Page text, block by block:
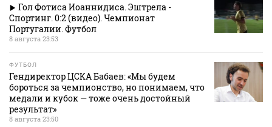
Гол Фотиса Иоаннидиса. Эштрела -
Спортинг. 0:2 (видео). Чемпионат
Португалии. Футбол
8 августа 23:53
ФУТБОЛ
Гендиректор ЦСКА Бабаев: «Мы будем
бороться за чемпионство, но понимаем, что
медали и кубок — тоже очень достойный
результат»
8 августа 23:50